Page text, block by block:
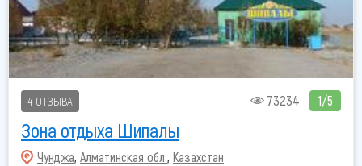
4 ОТЗЫВА 73234 1/5
Зона отдыха Шипалы
Чунджа Алматинская обл. Казахстан